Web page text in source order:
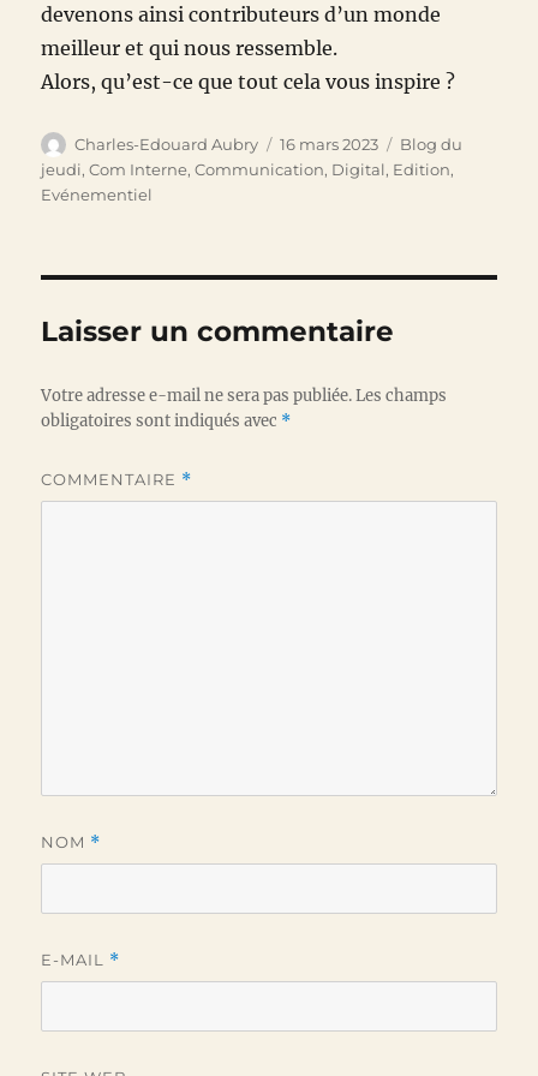
devenons ainsi contributeurs d’un monde
meilleur et qui nous ressemble.
Alors, qu’est-ce que tout cela vous inspire ?
Auteur
Charles-Edouard Aubry
Publié
le
16 mars 2023 Catégories
Blog du
jeudi,Com Interne,Communication, Digital, Edition,
Evénementiel
Laisser un commentaire
Votre adresse e-mail ne sera pas publiée. Les champs
obligatoires sont indiqués avec *
COMMENTAIRE *
NOM *
E-MAIL *